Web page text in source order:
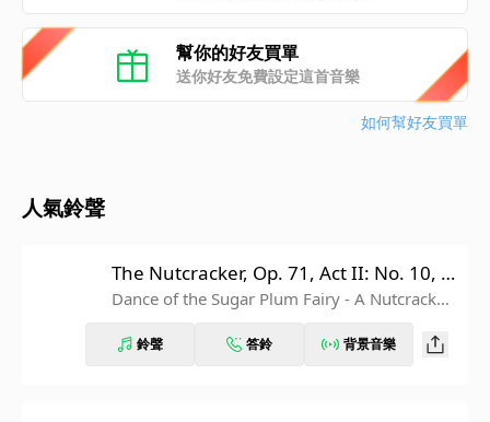
幫你的好友買單
送你好友免費設定這首音樂
如何幫好友買單
人氣鈴聲
The Nutcracker, Op. 71, Act II: No. 10, T
he Enchanted Palace of Confiturembou
Dance of the Sugar Plum Fairy - A Nutcracker
鈴聲 答鈴 背景音樂